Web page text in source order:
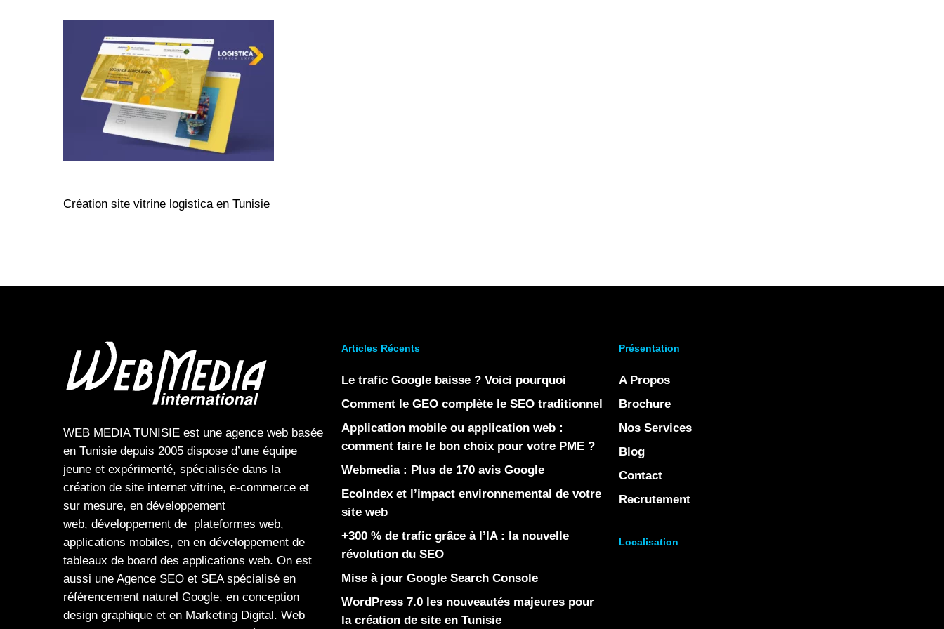
Création site vitrine logistica en Tunisie
WEB MEDIA TUNISIE est une agence web basée
en Tunisie depuis 2005 dispose d’une équipe
jeune et expérimenté, spécialisée dans la
création de site internet vitrine, e-commerce et
sur mesure, en développement
web, développement de plateformes web,
applications mobiles, en en développement de
tableaux de board des applications web. On est
aussi une Agence SEO et SEAspécialisé en
référencement naturel Google, en conception
design graphique et en Marketing Digital. Web
Articles Récents
Le trafic Google baisse ? Voici pourquoi
Comment le GEO complète le SEO traditionnel
Application mobile ou application web :
comment faire le bon choix pour votre PME ?
Webmedia : Plus de 170 avis Google
EcoIndex et l’impact environnemental de votre
site web
+300 % de trafic grâce à l’IA : la nouvelle
révolution du SEO
Mise à jour Google Search Console
WordPress 7.0 les nouveautés majeures pour
la création de site en Tunisie
Présentation
A Propos
Brochure
Nos Services
Blog
Contact
Recrutement
Localisation